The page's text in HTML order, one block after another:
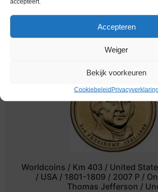
Accepteren
Weiger
Bekijk voorkeuren
CookiebeleidPrivacyverklaring
€5,95
Worldcoins / Km 403 / United
/ USA / 1801-1809 / 2007 P /
Thomas Jefferson /